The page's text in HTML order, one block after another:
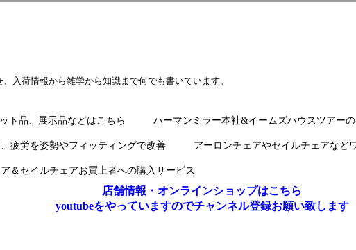
入荷情報から雑学から知識まで何でも書いています。
ト品、展示品などはこちら ハーマンミラー本社&イームズハウスツアー
疲労を姿勢やフィッティングで改善 アーロンチェアやセイルチェアなど
＆セイルチェアお買上者への購入サービス
店舗情報・オンラインショップはこちら
youtubeをやっていますのでチャンネル登録お願い致します